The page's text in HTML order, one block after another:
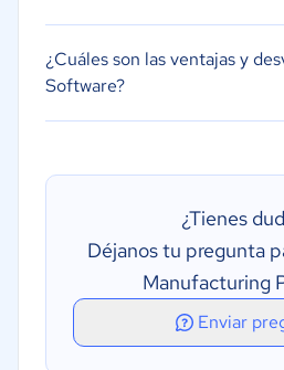
¿Cuáles son las ventajas y
Software?
¿Tienes
Déjanos tu pregunta
Manufacturing
Enviar